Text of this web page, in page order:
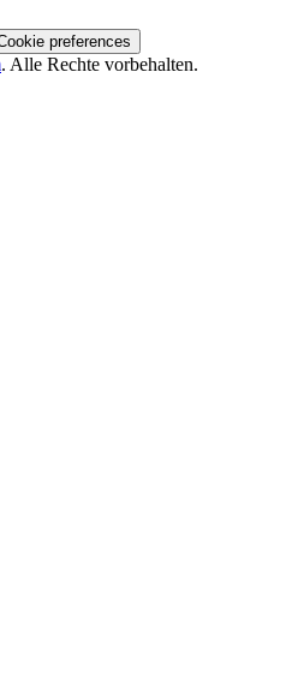
preferences
. Alle Rechte vorbehalten.